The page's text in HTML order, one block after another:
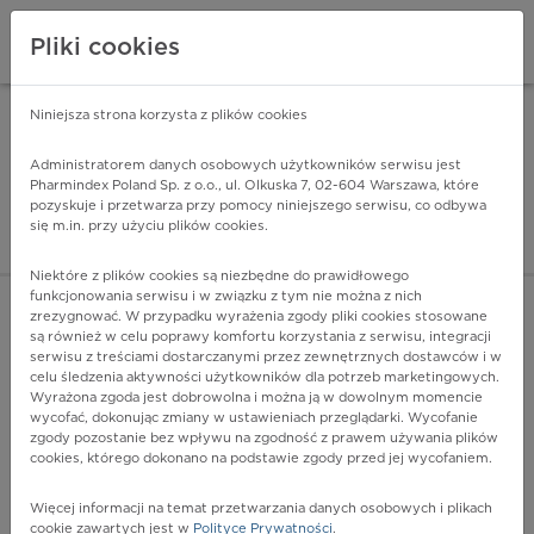
Pharmindex - lider
ZALOGUJ SIĘ
K29.8 - Zapalenie dwunastnicy
Więcej na lekiicd10.pl
Pliki cookies
Niniejsza strona korzysta z plików cookies
Administratorem danych osobowych użytkowników serwisu jest
Pharmindex Poland Sp. z o.o., ul. Olkuska 7, 02-604 Warszawa, które
pozyskuje i przetwarza przy pomocy niniejszego serwisu, co odbywa
się m.in. przy użyciu plików cookies.
Niektóre z plików cookies są niezbędne do prawidłowego
funkcjonowania serwisu i w związku z tym nie można z nich
zrezygnować. W przypadku wyrażenia zgody pliki cookies stosowane
są również w celu poprawy komfortu korzystania z serwisu, integracji
serwisu z treściami dostarczanymi przez zewnętrznych dostawców i w
celu śledzenia aktywności użytkowników dla potrzeb marketingowych.
Wyrażona zgoda jest dobrowolna i można ją w dowolnym momencie
wycofać, dokonując zmiany w ustawieniach przeglądarki. Wycofanie
zgody pozostanie bez wpływu na zgodność z prawem używania plików
cookies, którego dokonano na podstawie zgody przed jej wycofaniem.
Więcej informacji na temat przetwarzania danych osobowych i plikach
cookie zawartych jest w Polityce Prywatności.
ZA DARMO - w Google Play INSTALUJ